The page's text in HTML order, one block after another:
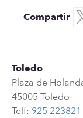
Compartir
Toledo
Plaza de
45005 Toledo
Telf: 925 223821